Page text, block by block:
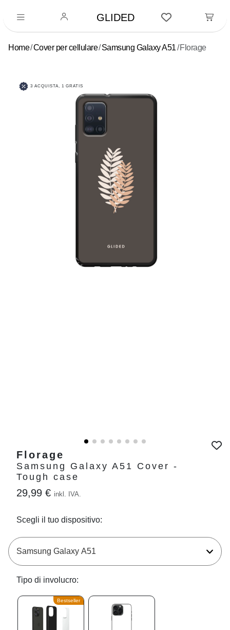
GLIDED
Home Cover per cellulare Samsung Galaxy A51 Florage
3 ACQUISTA, 1 GRATIS
Florage
Samsung Galaxy A51 Cover -
Tough case
29,99 € inkl. IVA.
Scegli il tuo dispositivo:
Tipo di involucro:
Bestseller